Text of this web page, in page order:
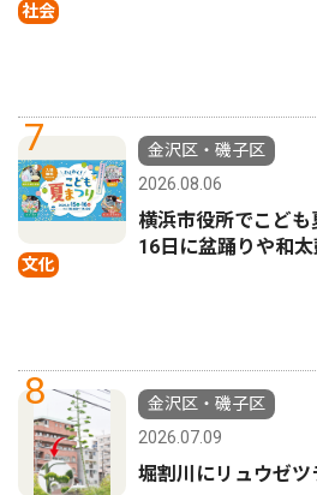
社会
7
文化
金沢区・磯子区
2026.08.06
横浜市役所でこど
16日に盆踊りや和
8
金沢区・磯子区
2026.07.09
堀割川にリュウゼ